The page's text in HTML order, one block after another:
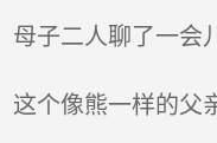
母子二人聊了一会
这个像熊一样的父